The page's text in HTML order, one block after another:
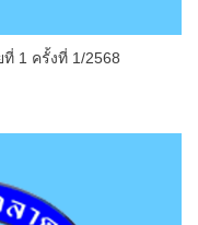
1 ครั้งที่ 1/2568